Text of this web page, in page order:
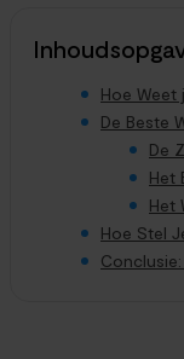
Hoe Weet
De Beste
De
Het
Het
Hoe Stel